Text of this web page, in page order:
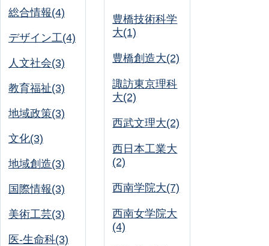
総合情報(4)
デザイン工(4)
人文社会(3)
教育福祉(3)
地域政策(3)
文化(3)
地域創造(3)
国際情報(3)
美術工芸(3)
医-生命科(3)
豊橋技術科学
大(1)
豊橋創造大(2)
諏訪東京理科
大(2)
西武文理大(2)
西日本工業大
(2)
西南学院大(7)
西南女学院大
(4)